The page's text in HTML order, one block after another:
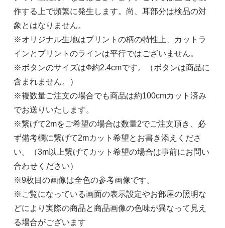
作する上で頻繁に発生します。尚、耳部分は検品の対
象とはなりません。
※オリジナル生地はプリントの柄の特性上、カットラ
インとプリントのラインは平行ではございません。
※ボタンのサイズはФ約2.4cmです。（ボタンは商品に
含まれません。）
※複数量ご注文の場合でも商品は約100cmカット済み
でお送りいたします。
※繋げて2mをご希望の場合は数量2でご注文頂き、必
ず備考欄に繋げて2mカット希望とお書き添えくださ
い。（3m以上繋げてカット希望の場合は事前にお問い
合わせください）
※9枚目の画像は全色の参考画像です。
※ご覧になっている画面の表示設定やお部屋の照明な
どにより実際の商品と商品画像の色味が異なって見え
る場合がございます